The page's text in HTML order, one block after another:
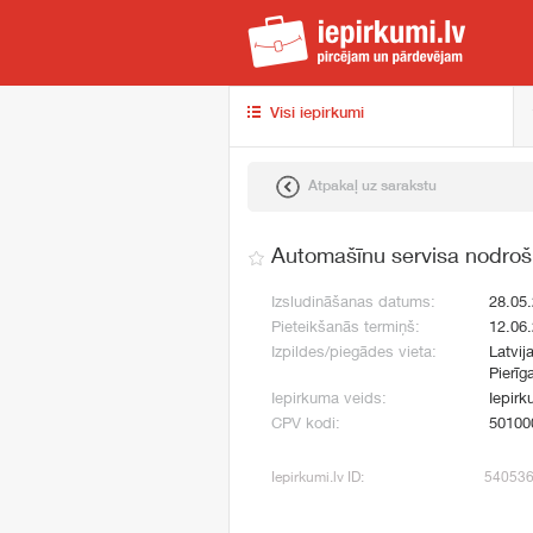
Visi iepirkumi
Atpakaļ uz sarakstu
Automašīnu servisa
Izsludināšanas datums:
Pieteikšanās termiņš:
Izpildes/piegādes vieta:
Iepirkuma veids:
CPV kodi:
Iepirkumi.lv ID: